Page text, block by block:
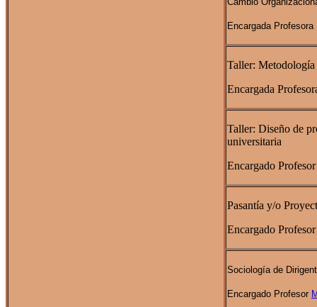
Encargada
Taller:
Encargada
Taller: Diseño de
universitaria
Encargado
Pasantía y/o
Encargado
Sociología de
Encargado Profesor